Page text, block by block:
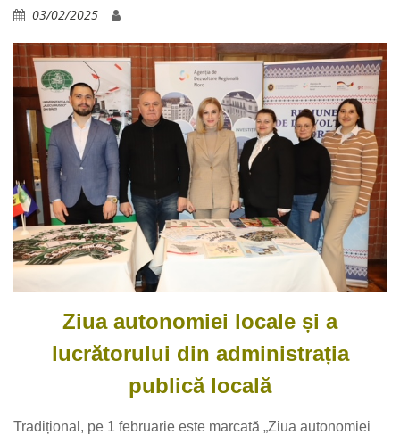
03/02/2025
Ziua autonomiei locale și a
lucrătorului din administrația
publică locală
Tradițional, pe 1 februarie este marcată „Ziua autonomiei